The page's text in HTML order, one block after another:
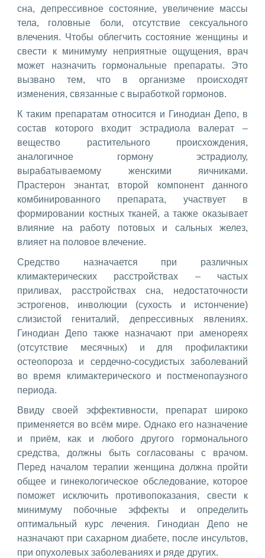
сна, депрессивное состояние, увеличение массы
тела, головные боли, отсутствие сексуального
влечения. Чтобы облегчить состояние женщины и
свести к минимуму неприятные ощущения, врач
может назначить гормональные препараты. Это
вызвано тем, что в организме происходят
изменения, связанные с выработкой гормонов.
К таким препаратам относится и Гинодиан Депо, в
состав которого входит эстрадиола валерат –
вещество растительного происхождения,
аналогичное гормону эстрадиолу,
вырабатываемому женскими яичниками.
Прастерон энантат, второй компонент данного
комбинированного препарата, участвует в
формировании костных тканей, а также оказывает
влияние на работу потовых и сальных желез,
влияет на половое влечение.
Средство назначается при различных
климактерических расстройствах – частых
приливах, расстройствах сна, недостаточности
эстрогенов, инволюции (сухость и истончение)
слизистой гениталий, депрессивных явлениях.
Гинодиан Депо также назначают при аменореях
(отсутствие месячных) и для профилактики
остеопороза и сердечно-сосудистых заболеваний
во время климактерического и постменопаузного
периода.
Ввиду своей эффективности, препарат широко
применяется во всём мире. Однако его назначение
и приём, как и любого другого гормонального
средства, должны быть согласованы с врачом.
Перед началом терапии женщина должна пройти
общее и гинекологическое обследование, которое
поможет исключить противопоказания, свести к
минимуму побочные эффекты и определить
оптимальный курс лечения. Гинодиан Депо не
назначают при сахарном диабете, после инсультов,
при опухолевых заболеваниях и ряде других.